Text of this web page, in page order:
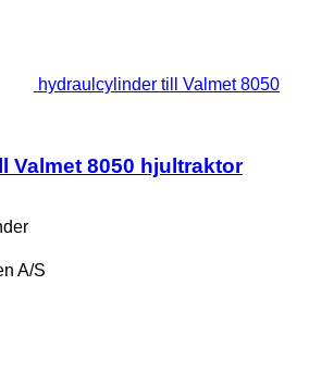
hydraulcylinder till Valmet 8050
Valmet 8050 hjultraktor
A/S